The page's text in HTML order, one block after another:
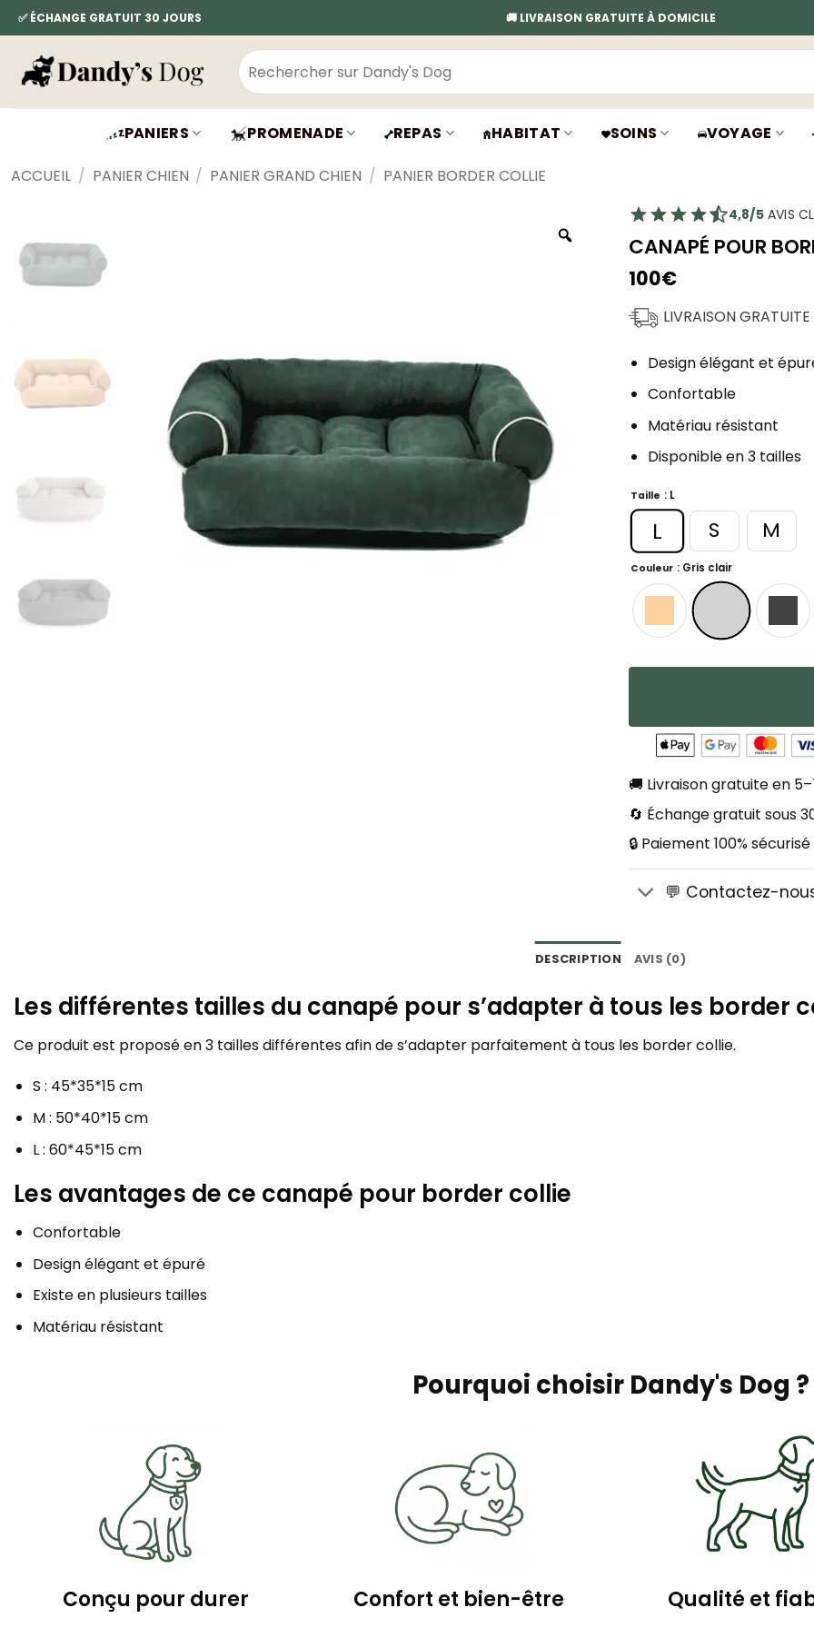
Passer
au
contenu
✅ ÉCHANGE GRATUIT 30 JOURS 🚚 LIVRAISON GRATUITE À DOMICILE
Recherche
pour :
PANIERS PROMENADE REPAS HABITAT SOINS VOYAGE
ACCUEIL / PANIER CHIEN / PANIER GRAND CHIEN / PANIER BORDER COLLIE
4,8/5AVIS
CANAPÉ POUR
100€
LIVRAISON GRATUITE
Design élégant et
Confortable
Matériau résistant
Disponible en 3 tailles
Taille : L
L S M
Couleur : Gris clair
🚚 Livraison gratuite en
🔄 Échange gratuit sous
🔒 Paiement 100% sécurisé
💬 Contactez-
DESCRIPTION AVIS (0)
Les différentes tailles du canapé pour s’adapter à tous les border
Ce produit est proposé en 3 tailles différentes afin de s’adapter parfaitement à tous les border collie.
S : 45*35*15 cm
M : 50*40*15 cm
L : 60*45*15 cm
Les avantages de ce canapé pour border collie
Confortable
Design élégant et épuré
Existe en plusieurs tailles
Matériau résistant
Pourquoi choisir Dandy's Dog ?
Conçu pour durer Confort et bien-être Qualité et